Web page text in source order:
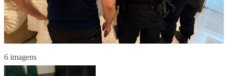
6 imagens